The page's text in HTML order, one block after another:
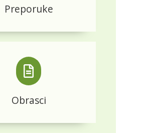
Preporuke
Obrasci